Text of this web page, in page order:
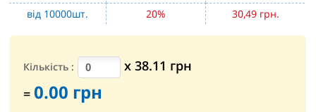
від 10000шт.
20% 30,49 грн.
Кількість : х38.11 грн
=0.00 грн